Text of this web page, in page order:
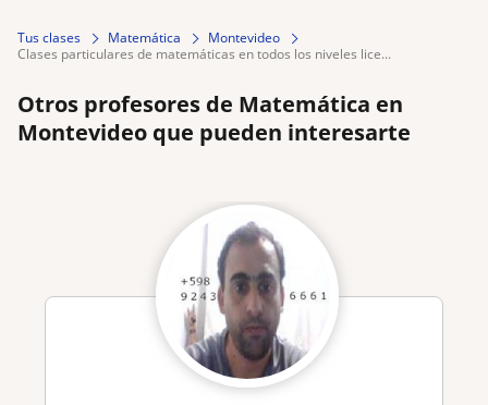
Tus clases Matemática
Montevideo
clases particulares de matemáticas en todos los niveles lice...
Otros profesores de Matemática en
Montevideo que pueden interesarte